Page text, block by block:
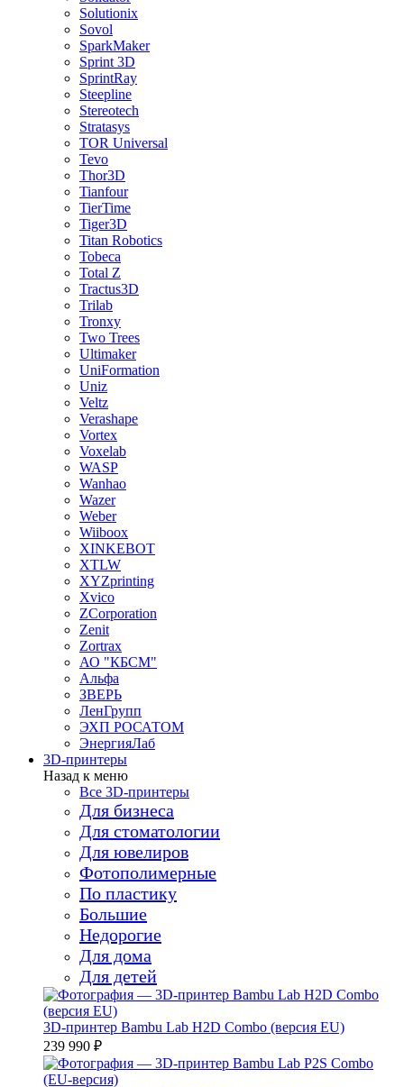
Solutionix
Sovol
SparkMaker
Sprint 3D
SprintRay
Steepline
Stereotech
Stratasys
TOR Universal
Tevo
Thor3D
Tianfour
TierTime
Tiger3D
Titan Robotics
Tobeca
Total Z
Tractus3D
Trilab
Tronxy
Two Trees
Ultimaker
UniFormation
Uniz
Veltz
Verashape
Vortex
Voxelab
WASP
Wanhao
Wazer
Weber
Wiiboox
XINKEBOT
XTLW
XYZprinting
Xvico
ZCorporation
Zenit
Zortrax
АО "КБСМ"
Альфа
ЗВЕРЬ
ЛенГрупп
ЭХП РОСАТОМ
ЭнергияЛаб
3D-принтеры
Назад к меню
Все 3D-принтеры
Для бизнеса
Для стоматологии
Для ювелиров
Фотополимерные
По пластику
Большие
Недорогие
Для дома
Для детей
3D-принтер Bambu Lab H2D Combo (версия EU)
239 990 ₽